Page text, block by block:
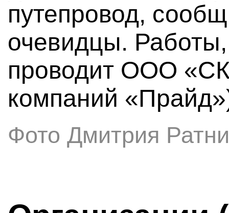
путепровод,
очевидцы.
проводит ООО «СК
компаний
Фото Дмитрия